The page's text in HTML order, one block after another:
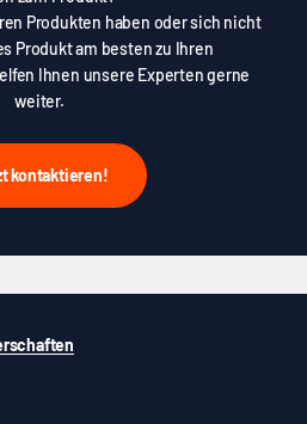
Produkten haben oder sich nicht
Produkt am besten zu Ihren
Ihnen unsere Experten gerne
weiter.
kontaktieren!